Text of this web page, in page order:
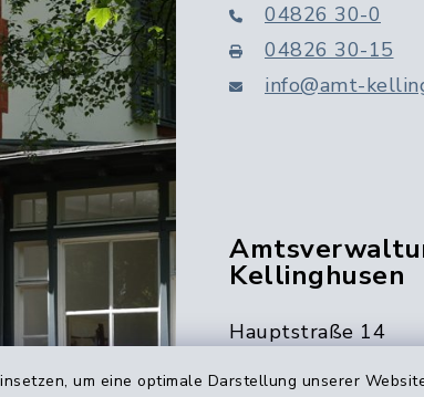
um eine optimale Darstellung unserer
04826 30-0
04826 30-15
info@amt-
Kellinghusen
Hauptstraße 14